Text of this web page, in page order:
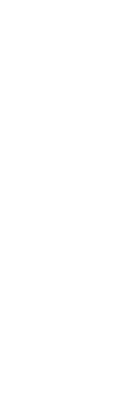
im
Backlinks
sich dies
die Relevanz
besser